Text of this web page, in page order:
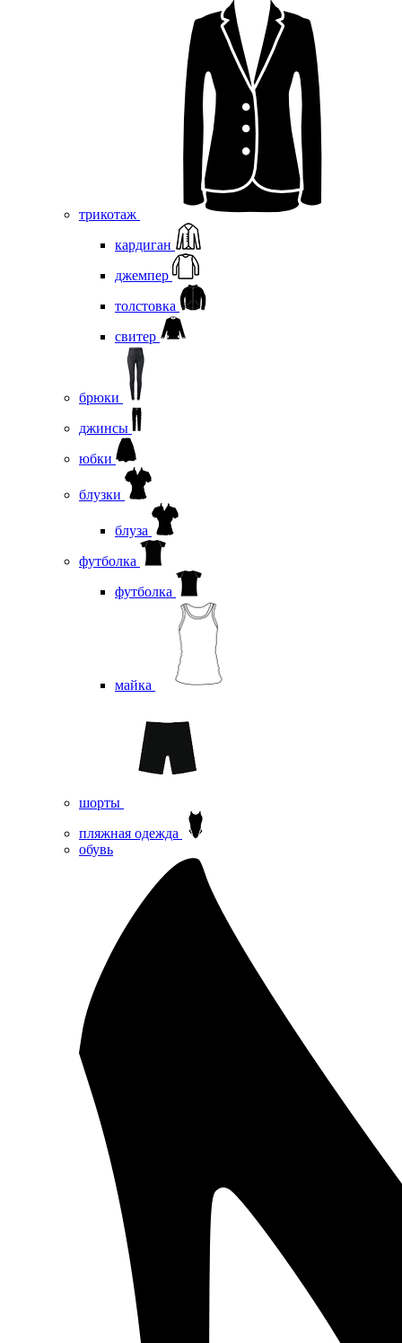
трикотаж
кардиган
джемпер
толстовка
свитер
брюки
джинсы
юбки
блузки
блуза
футболка
футболка
майка
шорты
пляжная одежда
oбувь